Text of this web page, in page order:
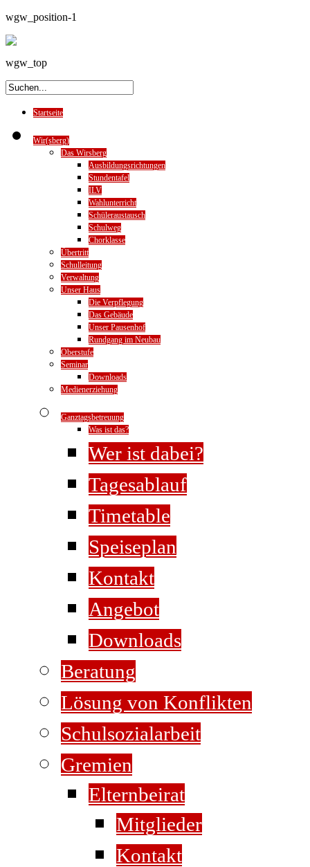
wgw_position-1
wgw_top
Startseite
Wir(sberg)
Das Wirsberg
Ausbildungsrichtungen
Stundentafel
ILV
Wahlunterricht
Schüleraustausch
Schulweg
Chorklasse
Übertritt
Schulleitung
Verwaltung
Unser Haus
Die Verpflegung
Das Gebäude
Unser Pausenhof
Rundgang im Neubau
Oberstufe
Seminar
Downloads
Medienerziehung
Ganztagsbetreuung
Was ist das?
Wer ist dabei?
Tagesablauf
Timetable
Speiseplan
Kontakt
Angebot
Downloads
Beratung
Lösung von Konflikten
Schulsozialarbeit
Gremien
Elternbeirat
Mitglieder
Kontakt